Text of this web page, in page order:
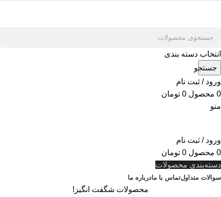
انتخاب دسته بندی
جستجو
ورود / ثبت نام
0 محصول 0 تومان
منو
ورود / ثبت نام
0 محصول 0 تومان
دسته‌بندی محصولات
سوالات متداولتماس با مادرباره ما
محصولات شگفت انگیز!